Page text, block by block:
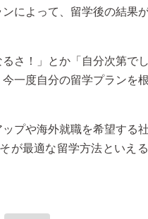
によって、留学後の結果
るさ！」とか「自分次第で
今一度自分の留学プランを
プや海外就職を希望する
が最適な留学方法といえ